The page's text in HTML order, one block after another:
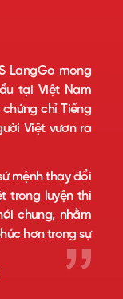
LangGo mong
tại Việt Nam
chỉ Tiếng
Việt vươn ra
mệnh thay đổi
trong luyện thi
chung, nhằm
hơn trong sự